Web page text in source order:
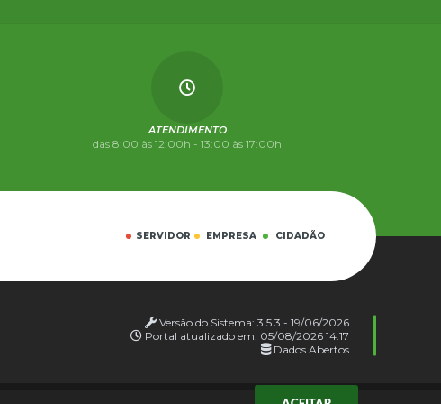
ATENDIMENTO
das 8:00 às 12:00h - 13:00 às 17:00h
SERVIDOR EMPRESA CIDADÃO
Versão do Sistema: 3.5.3 - 19/06/2026
Portal atualizado em: 05/08/2026 14:17
Dados Abertos